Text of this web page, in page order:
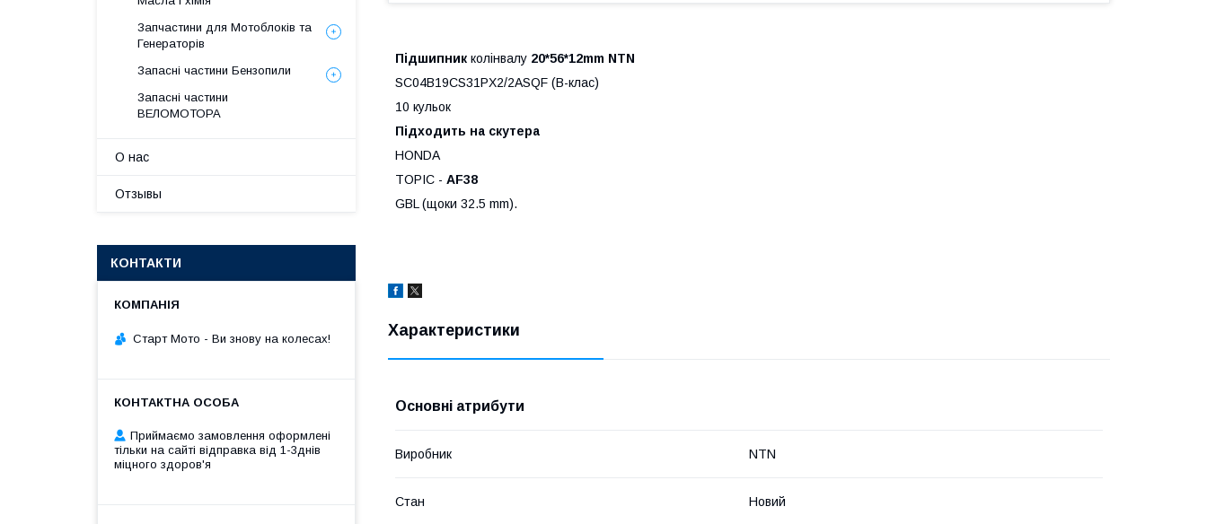
Підшипник колінвалу 20*56*12mm NTN
SC04B19CS31PX2/2ASQF (В-клас)
10 кульок
Підходить на скутера
HONDA
TOPIC - AF38
GBL (щоки 32.5 mm).
Характеристики
Основні атрибути
Виробник NTN
Стан Новий
Запчастини для Мотоблоків та
Генераторів
Запасні частини Бензопили
Запасні частини
ВЕЛОМОТОРА
О нас
Отзывы
КОНТАКТИ
Старт Мото - Ви знову на колесах!
Приймаємо замовлення оформлені
тільки на сайті відправка від 1-3днів
міцного здоров'я